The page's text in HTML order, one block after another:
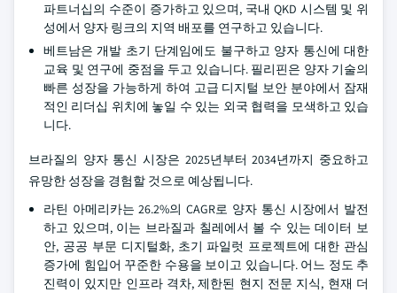
파트너십의 수준이 증가하고 있으며, 국내 QKD 시스템 및 위
성에서 양자 링크의 지역 배포를 연구하고 있습니다.
베트남은 개발 초기 단계임에도 불구하고 양자 통신에 대한
교육 및 연구에 중점을 두고 있습니다. 필리핀은 양자 기술의
빠른 성장을 가능하게 하여 고급 디지털 보안 분야에서 잠재
적인 리더십 위치에 놓일 수 있는 외국 협력을 모색하고 있습
니다.
브라질의 양자 통신 시장은 2025년부터 2034년까지 중요하고
유망한 성장을 경험할 것으로 예상됩니다.
라틴 아메리카는 26.2%의 CAGR로 양자 통신 시장에서 발전
하고 있으며, 이는 브라질과 칠레에서 볼 수 있는 데이터 보
안, 공공 부문 디지털화, 초기 파일럿 프로젝트에 대한 관심
증가에 힘입어 꾸준한 수용을 보이고 있습니다. 어느 정도 추
진력이 있지만 인프라 격차, 제한된 현지 전문 지식, 현재 더